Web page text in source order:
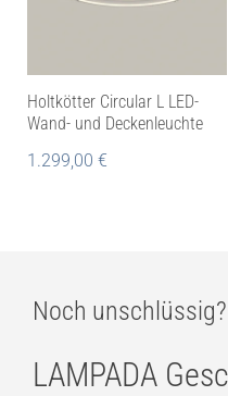
Holtkötter Circular L LED-
Wand- und Deckenleuchte
1.299,00 €
Noch unschlüssig?
LAMPADA